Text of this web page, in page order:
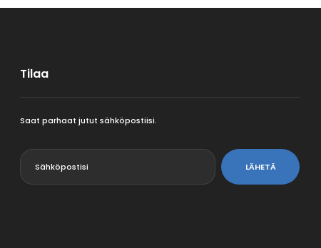
Tilaa
Saat parhaat jutut sähköpostiisi.
LÄHETÄ